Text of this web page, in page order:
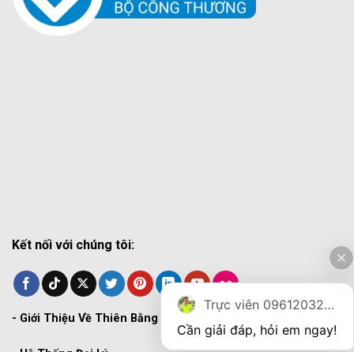
Kết nối với chúng tôi:
- Giới Thiệu Về Thiên Bằng
Trực viên 0961203270
Cần giải đáp, hỏi em ngay!